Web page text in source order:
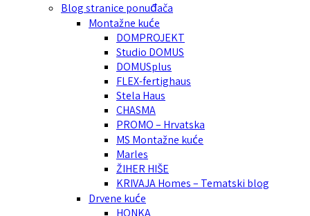
Blog stranice ponuđača
Montažne kuće
DOMPROJEKT
Studio DOMUS
DOMUSplus
FLEX-fertighaus
Stela Haus
CHASMA
PROMO – Hrvatska
MS Montažne kuće
Marles
ŽIHER HIŠE
KRIVAJA Homes – Tematski blog
Drvene kuće
HONKA